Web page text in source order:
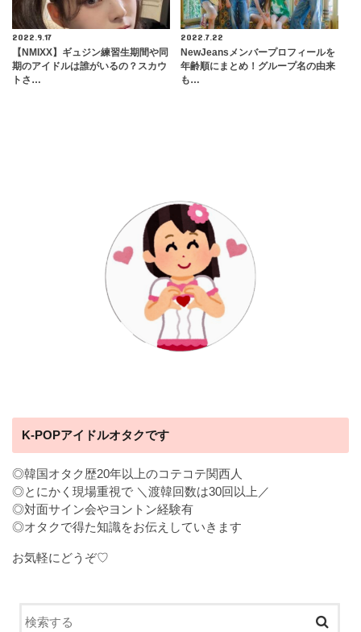
2022.9.17
【NMIXX】ギュジン練習生期間や同
期のアイドルは誰がいるの？スカウ
トさ…
2022.7.22
NewJeansメンバープロフィールを
年齢順にまとめ！グループ名の由来
も…
K-POPアイドルオタクです
◎韓国オタク歴20年以上のコテコテ関西人
◎とにかく現場重視で ＼渡韓回数は30回以上／
◎対面サイン会やヨントン経験有
◎オタクで得た知識をお伝えしていきます
お気軽にどうぞ♡